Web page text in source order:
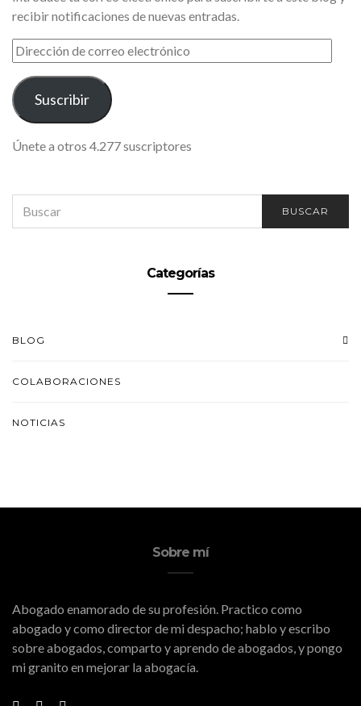
recibir notificaciones de nuevas entradas.
DIRECCIÓN
DE
CORREO
ELECTRÓNICO
Suscribir
Únete a otros 4.277 suscriptores
FOR:
BUSCAR
Categorías
BLOG
COLABORACIONES
NOTICIAS
Sobre mí
Abogado enamorado de su profesión. Practico como
abogado y como director de mi despacho; hablo y escribo
sobre abogados, comparto y aprendo de abogados, y pongo
mi granito en mejorar la abogacía.